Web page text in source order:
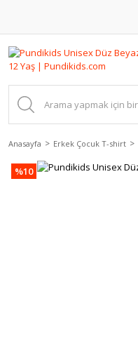
Anasayfa Erkek Çocuk T-shirt
%10